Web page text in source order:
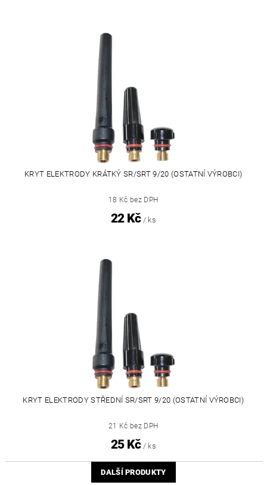
KRYT ELEKTRODY KRÁTKÝ SR/SRT 9/20 (OSTATNÍ VÝROBCI)
18 Kč bez DPH
22 Kč / ks
KRYT ELEKTRODY STŘEDNÍ SR/SRT 9/20 (OSTATNÍ VÝROBCI)
21 Kč bez DPH
25 Kč / ks
DALŠÍ PRODUKTY